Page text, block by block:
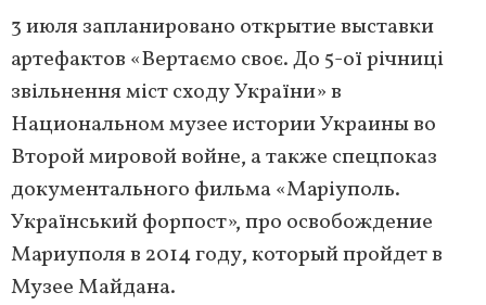
3 июля запланировано открытие выставки
артефактов «Вертаємо своє. До 5-ої річниці
звільнення міст сходу України» в
Национальном музее истории Украины во
Второй мировой войне, а также спецпоказ
документального фильма «Маріуполь.
Український форпост», про освобождение
Мариуполя в 2014 году, который пройдет в
Музее Майдана.